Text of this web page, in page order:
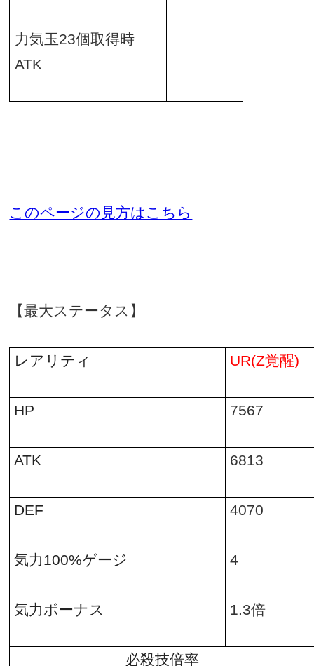
力気玉23個取得時
ATK
このページの見方はこちら
【最大ステータス】
レアリティ UR(Z覚醒)
HP 7567
ATK 6813
DEF 4070
気力100%ゲージ 4
気力ボーナス 1.3倍
必殺技倍率